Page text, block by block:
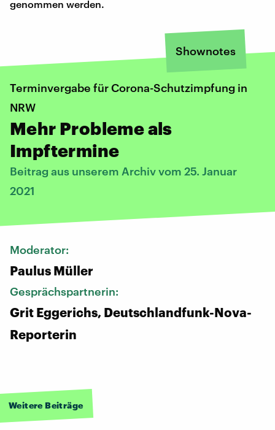
genommen werden.
Shownotes
Terminvergabe für Corona-Schutzimpfung in
NRW
Mehr Probleme als
Impftermine
Beitrag aus unserem Archiv vom 25. Januar
2021
Moderator:
Paulus Müller
Gesprächspartnerin:
Grit Eggerichs, Deutschlandfunk-Nova-
Reporterin
Weitere Beiträge